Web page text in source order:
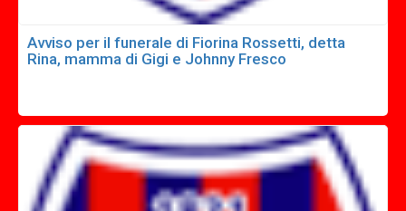
Avviso per il funerale di Fiorina Rossetti, detta
Rina, mamma di Gigi e Johnny Fresco